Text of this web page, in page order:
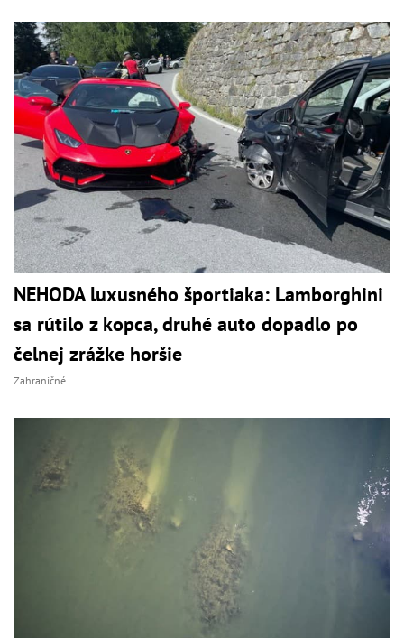
NEHODA luxusného športiaka: Lamborghini
sa rútilo z kopca, druhé auto dopadlo po
čelnej zrážke horšie
Zahraničné